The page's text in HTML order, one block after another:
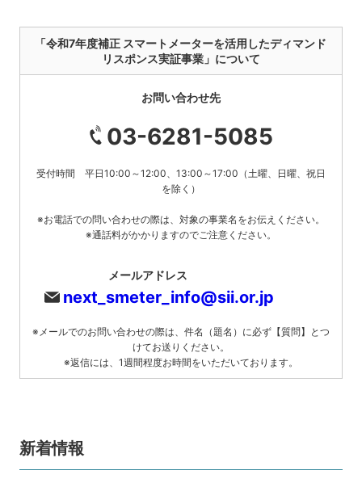
「令和7年度補正 スマートメーターを活用したディマンド
リスポンス実証事業」について
お問い合わせ先
03-6281-5085
受付時間 平日10:00～12:00、13:00～17:00（土曜、日曜、祝日
を除く）
※お電話での問い合わせの際は、対象の事業名をお伝えください。
※通話料がかかりますのでご注意ください。
メールアドレス
next_smeter_info@sii.or.jp
※メールでのお問い合わせの際は、件名（題名）に必ず【質問】とつ
けてお送りください。
※返信には、1週間程度お時間をいただいております。
新着情報